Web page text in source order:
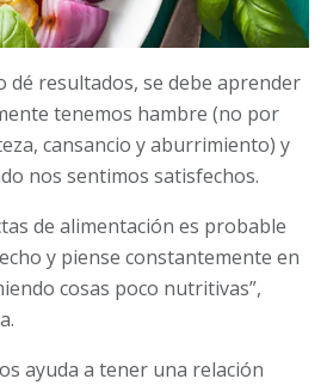
dé resultados, se debe aprender
tenemos hambre (no por
cansancio y aburrimiento) y
nos sentimos satisfechos.
de alimentación es probable
y piense constantemente en
cosas poco nutritivas”,
ayuda a tener una relación